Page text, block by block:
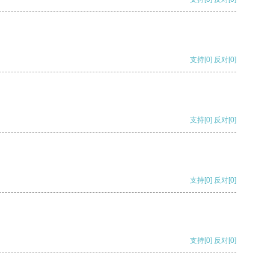
支持[0] 反对[0]
支持[0] 反对[0]
支持[0] 反对[0]
支持[0] 反对[0]